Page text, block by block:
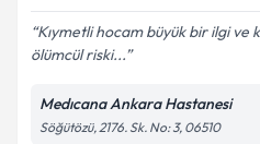
Kişisel verilerimin
Metni'ni okudum ve
Kıymetli hocam büyük bir ilgi ve
ölümcül riski...
Medıcana Ankara Hastanesi
Söğütözü, 2176. Sk. No: 3, 06510